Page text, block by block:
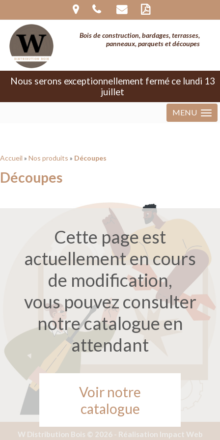
: The magic method
InvisibleReCaptcha\MchLib\Plugin\MchBasePublicPlugin::__wakeup()
must have public visibility in
/home/clients/280750fc15fb311157969f35a32176d0/sites/
bois.com/wp-content/plugins/invisible-
recaptcha/includes/plugin/MchBasePublicPlugin.php
Bois de construction, bardages, terrasses,
panneaux, parquets et découpes
Nous serons exceptionnellement fermé ce lundi 13
juillet
MENU
Accueil » Nos produits » Découpes
Découpes
Cette page est
actuellement en cours
de modification,
vous pouvez consulter
notre catalogue en
attendant
Voir notre
catalogue
W Distribution Bois © 2026 - Réalisation Impact Web